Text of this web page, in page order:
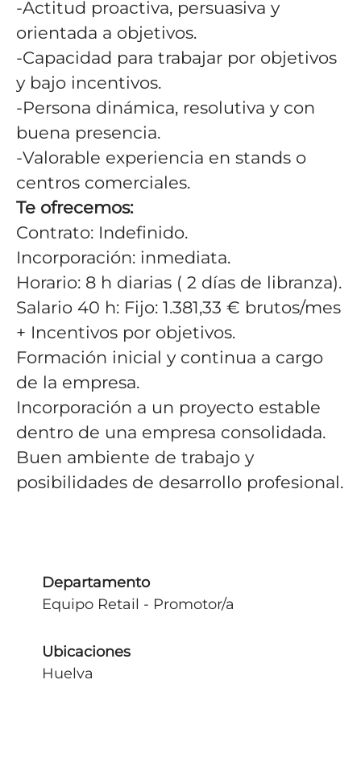
-Actitud proactiva, persuasiva y
orientada a objetivos.
-Capacidad para trabajar por objetivos
y bajo incentivos.
-Persona dinámica, resolutiva y con
buena presencia.
-Valorable experiencia en stands o
centros comerciales.
Te ofrecemos:
Contrato: Indefinido.
Incorporación: inmediata.
Horario: 8 h diarias ( 2 días de libranza).
Salario 40 h: Fijo: 1.381,33 € brutos/mes
+ Incentivos por objetivos.
Formación inicial y continua a cargo
de la empresa.
Incorporación a un proyecto estable
dentro de una empresa consolidada.
Buen ambiente de trabajo y
posibilidades de desarrollo profesional.
Departamento
Equipo Retail - Promotor/a
Ubicaciones
Huelva